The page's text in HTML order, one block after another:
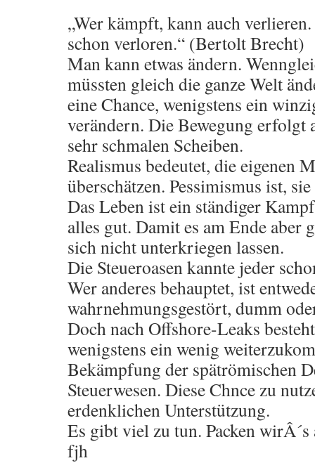
„Wer kämpft, kann auch
schon verloren.“ (Bertolt Brecht)
Man kann etwas ändern.
müssten gleich die ganze Welt
eine Chance, wenigstens ein
verändern. Die Bewegung
sehr schmalen Scheiben.
Realismus bedeutet, die eigenen
überschätzen. Pessimismus ist,
Das Leben ist ein ständiger
alles gut. Damit es am Ende aber
sich nicht unterkriegen lassen.
Die Steueroasen kannte jeder
Wer anderes behauptet, ist
wahrnehmungsgestört, dumm
Doch nach Offshore-Leaks
wenigstens ein wenig
Bekämpfung der spätrömischen
Steuerwesen. Diese Chnce zu
erdenklichen Unterstützung.
Es gibt viel zu tun. Packen wirÂ´s
fjh